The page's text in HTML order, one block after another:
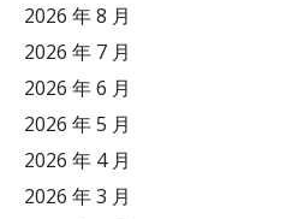
2026 年 8 月
2026 年 7 月
2026 年 6 月
2026 年 5 月
2026 年 4 月
2026 年 3 月